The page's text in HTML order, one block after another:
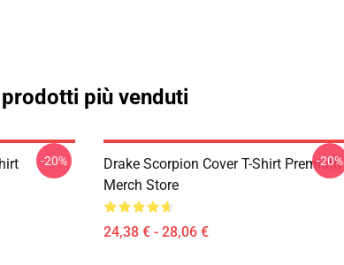
più venduti
-20%
Drake Scorpion Cover T-Shirt Premium
Merch Store
24,38 € - 28,06 €
-20%